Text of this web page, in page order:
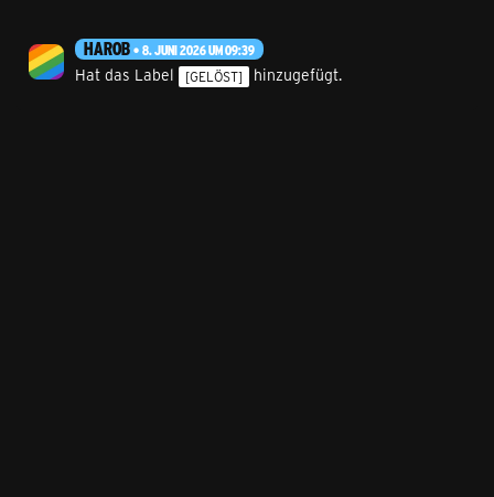
HAROB 8. JUNI 2026 UM 09:39
Hat das Label [GELÖST] hinzugefügt.